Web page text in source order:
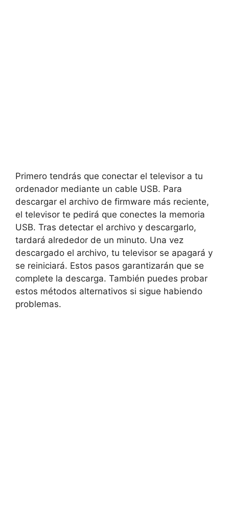
Primero tendrás que conectar el televisor a tu
ordenador mediante un cable USB. Para
descargar el archivo de firmware más reciente,
el televisor te pedirá que conectes la memoria
USB. Tras detectar el archivo y descargarlo,
tardará alrededor de un minuto. Una vez
descargado el archivo, tu televisor se apagará y
se reiniciará. Estos pasos garantizarán que se
complete la descarga. También puedes probar
estos métodos alternativos si sigue habiendo
problemas.